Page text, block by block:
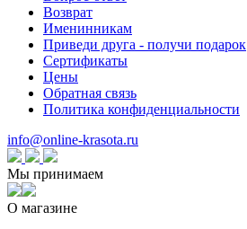
Возврат
Именинникам
Приведи друга - получи подарок
Сертификаты
Цены
Обратная связь
Политика конфиденциальности
info@online-krasota.ru
Мы принимаем
О магазине